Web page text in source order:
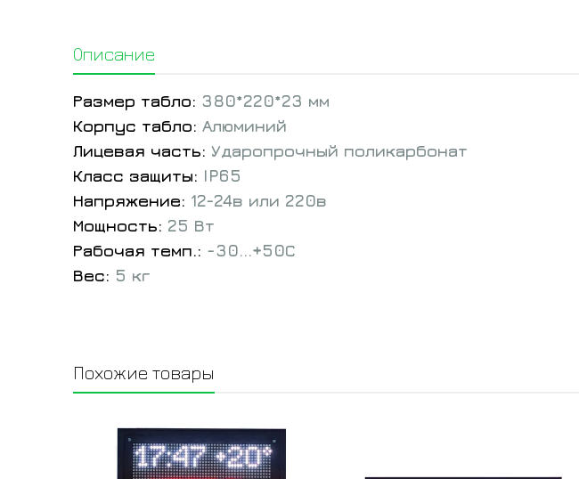
Описание
Размер табло: 380*220*23 мм
Корпус табло: Алюминий
Лицевая часть: Ударопрочный поликарбонат
Класс защиты: IP65
Напряжение: 12-24в или 220в
Мощность: 25 Вт
Рабочая темп.: -30...+50С
Вес: 5 кг
Похожие товары